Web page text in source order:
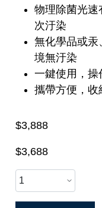
物理除菌光速
次汙染
無化學品或汞
境無汙染
一鍵使用，操
攜帶方便，收
$3,888
$3,688